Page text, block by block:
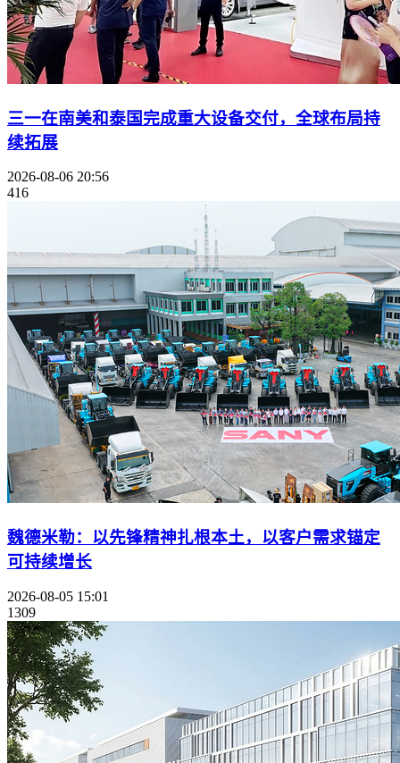
三一在南美和泰国完成重大设备交付，全球布局持
续拓展
2026-08-06 20:56
416
魏德米勒：以先锋精神扎根本土，以客户需求锚定
可持续增长
2026-08-05 15:01
1309